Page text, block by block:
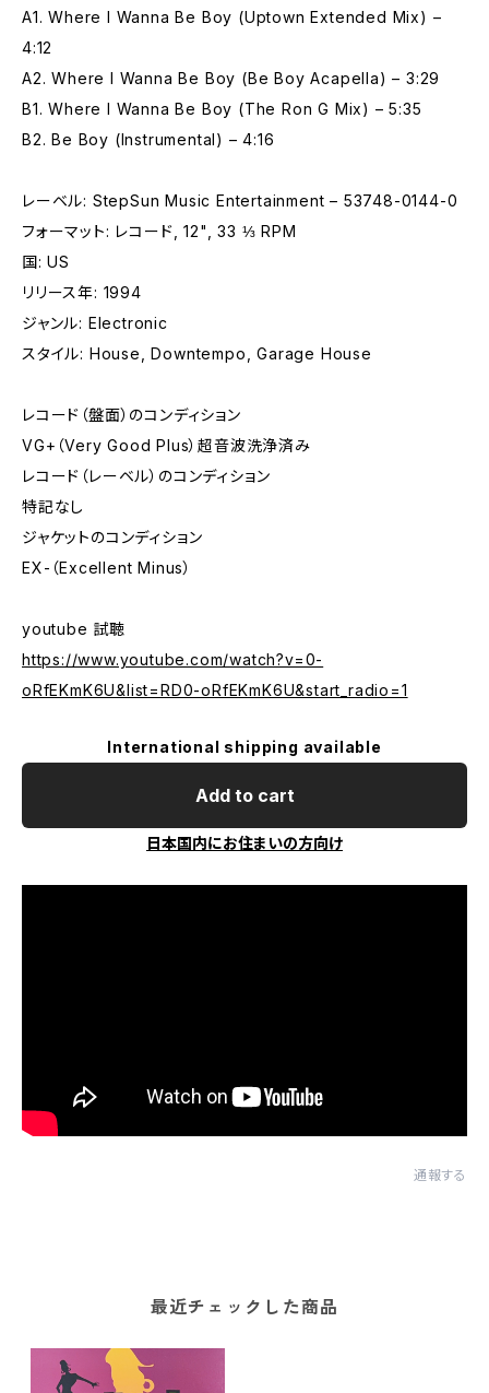
A1. Where I Wanna Be Boy (Uptown Extended Mix) –
4:12
A2. Where I Wanna Be Boy (Be Boy Acapella) – 3:29
B1. Where I Wanna Be Boy (The Ron G Mix) – 5:35
B2. Be Boy (Instrumental) – 4:16
レーベル: StepSun Music Entertainment – 53748-0144-0
フォーマット: レコード, 12", 33 ⅓ RPM
国: US
リリース年: 1994
ジャンル: Electronic
スタイル: House, Downtempo, Garage House
レコード（盤面）のコンディション
VG+（Very Good Plus）超音波洗浄済み
レコード（レーベル）のコンディション
特記なし
ジャケットのコンディション
EX-（Excellent Minus）
youtube 試聴
https://www.youtube.com/watch?v=0-
oRfEKmK6U&list=RD0-oRfEKmK6U&start_radio=1
International shipping available
Add to cart
日本国内にお住まいの方向け
通報する
最近チェックした商品